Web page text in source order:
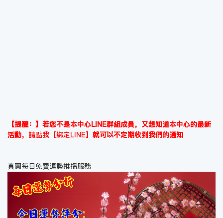
【提醒：】若您不是本中心LINE群組成員，又想知道本中心的最新
活動， 請點我【綁定LINE】 就可以不定期收到我們的通知
真圓每日免費運勢推播服務